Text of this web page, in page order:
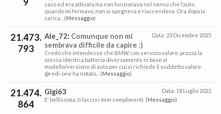
caso ed era attivato ma non funzionava nel senso che l’auto,
quando mi fermavo, non si spegneva e riaccendeva. Ora dopo la
carica... (Messaggio)
21.473.
793
Data: 23 Dicembre 2025
Ale_72: Comunque non mi
sembrava difficile da capire :)
Credo che intendesse che BMW, con servizio valore, prezza la
stessa identica batteria diversamente in base al
modello/versione di auto per cui si richiede il suddetto valore.
@redi-one ha notato... (Messaggio)
21.474.
864
Data: 18 Luglio 2022
Gigi63
E' bellissima, ti faccio i miei complimenti. (Messaggio)